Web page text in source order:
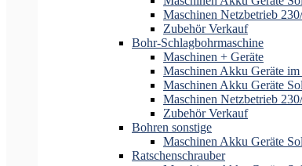
Maschinen Netzbetrieb
Zubehör Verkauf
Bohr-Schlagbohrmaschine
Maschinen + Geräte
Maschinen Akku Geräte im
Maschinen Akku Geräte
Maschinen Netzbetrieb
Zubehör Verkauf
Bohren sonstige
Maschinen Akku Geräte
Ratschenschrauber